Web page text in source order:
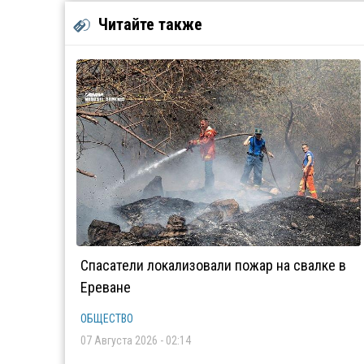
Читайте также
Спасатели локализовали пожар на свалке в
Ереване
ОБЩЕСТВО
07 Августа 2026 - 02:14